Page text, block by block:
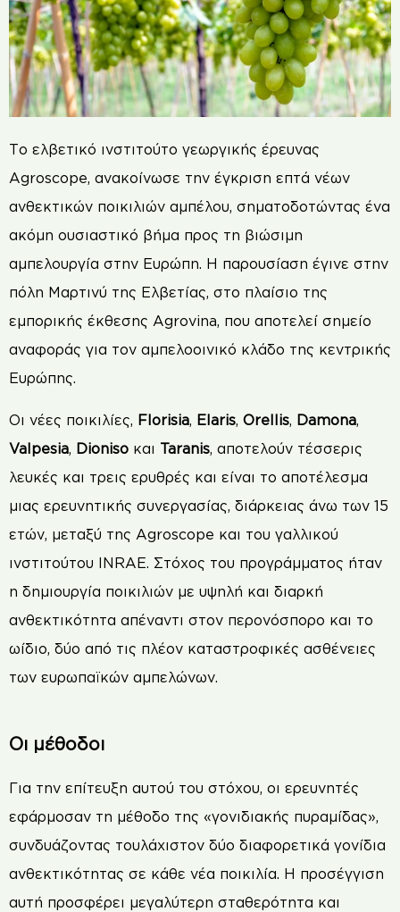
Το ελβετικό ινστιτούτο γεωργικής έρευνας
Agroscope, ανακοίνωσε την έγκριση επτά νέων
ανθεκτικών ποικιλιών αμπέλου, σηματοδοτώντας ένα
ακόμη ουσιαστικό βήμα προς τη βιώσιμη
αμπελουργία στην Ευρώπη. Η παρουσίαση έγινε στην
πόλη Μαρτινύ της Ελβετίας, στο πλαίσιο της
εμπορικής έκθεσης Agrovina, που αποτελεί σημείο
αναφοράς για τον αμπελοοινικό κλάδο της κεντρικής
Ευρώπης.
Οι νέες ποικιλίες, Florisia, Elaris, Orellis, Damona,
Valpesia, Dioniso και Taranis, αποτελούν τέσσερις
λευκές και τρεις ερυθρές και είναι το αποτέλεσμα
μιας ερευνητικής συνεργασίας, διάρκειας άνω των 15
ετών, μεταξύ της Agroscope και του γαλλικού
ινστιτούτου INRAE. Στόχος του προγράμματος ήταν
η δημιουργία ποικιλιών με υψηλή και διαρκή
ανθεκτικότητα απέναντι στον περονόσπορο και το
ωίδιο, δύο από τις πλέον καταστροφικές ασθένειες
των ευρωπαϊκών αμπελώνων.
Οι μέθοδοι
Για την επίτευξη αυτού του στόχου, οι ερευνητές
εφάρμοσαν τη μέθοδο της «γονιδιακής πυραμίδας»,
συνδυάζοντας τουλάχιστον δύο διαφορετικά γονίδια
ανθεκτικότητας σε κάθε νέα ποικιλία. Η προσέγγιση
αυτή προσφέρει μεγαλύτερη σταθερότητα και